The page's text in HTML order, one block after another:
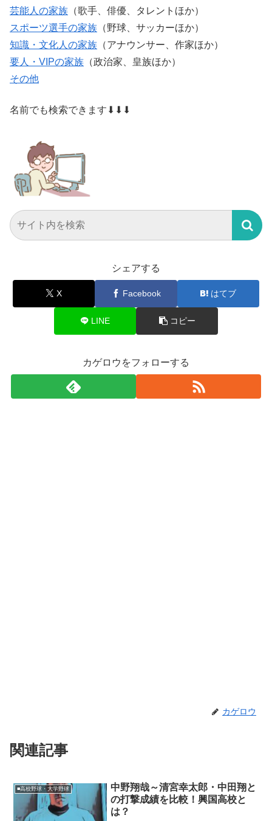
芸能人の家族 （歌手、俳優、タレントほか）
スポーツ選手の家族 （野球、サッカーほか）
知識・文化人の家族 （アナウンサー、作家ほか）
要人・VIPの家族 （政治家、皇族ほか）
その他
名前でも検索できます⬇⬇⬇
シェアする
X Facebook はてブ
LINE コピー
カゲロウをフォローする
カゲロウ
関連記事
■高校野球・大学野球
中野翔哉～清宮幸太郎・中田翔と
の打撃成績を比較！興国高校と
は？